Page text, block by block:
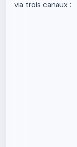
via trois canaux :